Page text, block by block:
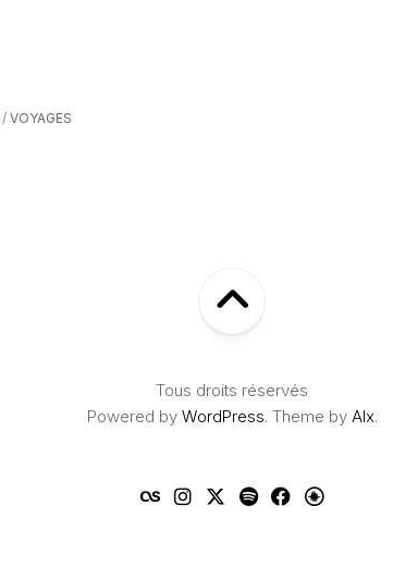
/ VOYAGES
Tous droits réservés
Powered by WordPress. Theme by Alx.